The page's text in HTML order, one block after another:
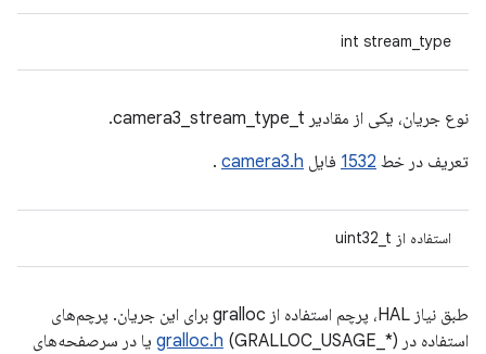
int stream_type
نوع جریان، یکی از مقادیر camera3_stream_type_t.
تعریف در خط 1532 فایل camera3.h
.
استفاده از uint32_t
طبق نیاز HAL، پرچم استفاده از gralloc برای این جریان. پرچم‌های
استفاده در
gralloc.h (GRALLOC_USAGE_*) یا در سرصفحه‌های